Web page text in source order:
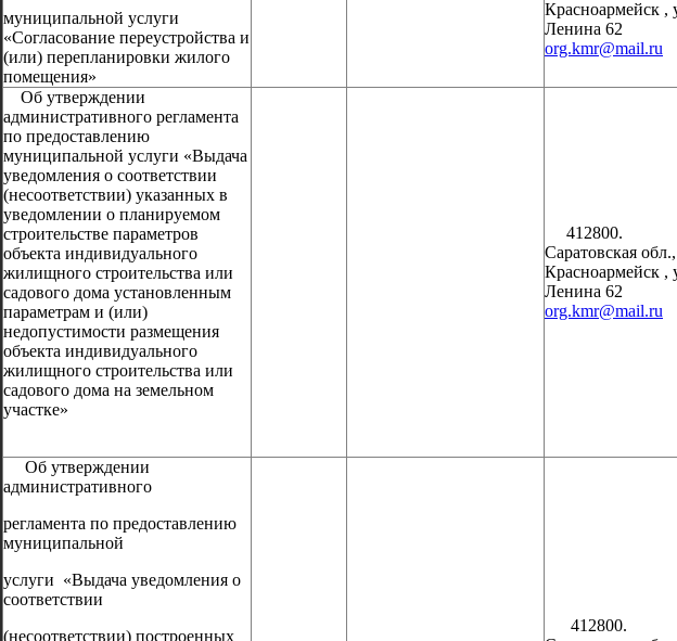
муниципальной услуги
«Согласование переустройства и
(или) перепланировки жилого
помещения»
Красноармейск ,
Ленина 62
org.kmr@mail.ru
Об утверждении
административного регламента
по предоставлению
муниципальной услуги «Выдача
уведомления о соответствии
(несоответствии) указанных в
уведомлении о планируемом
строительстве параметров
объекта индивидуального
жилищного строительства или
садового дома установленным
параметрам и (или)
недопустимости размещения
объекта индивидуального
жилищного строительства или
садового дома на земельном
участке»
412800.
Саратовская обл.,
Красноармейск ,
Ленина 62
org.kmr@mail.ru
Об утверждении
административного
регламента по предоставлению
муниципальной
услуги «Выдача уведомления о
соответствии
(несоответствии) построенных
412800.